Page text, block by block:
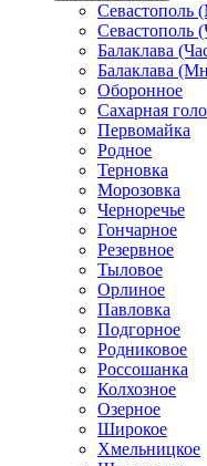
Севастополь
Севастополь
Балаклава
Балаклава
Оборонное
Сахарная
Первомайка
Родное
Терновка
Морозовка
Черноречье
Гончарное
Резервное
Тыловое
Орлиное
Павловка
Подгорное
Родниковое
Россошанка
Колхозное
Озерное
Широкое
Хмельницкое